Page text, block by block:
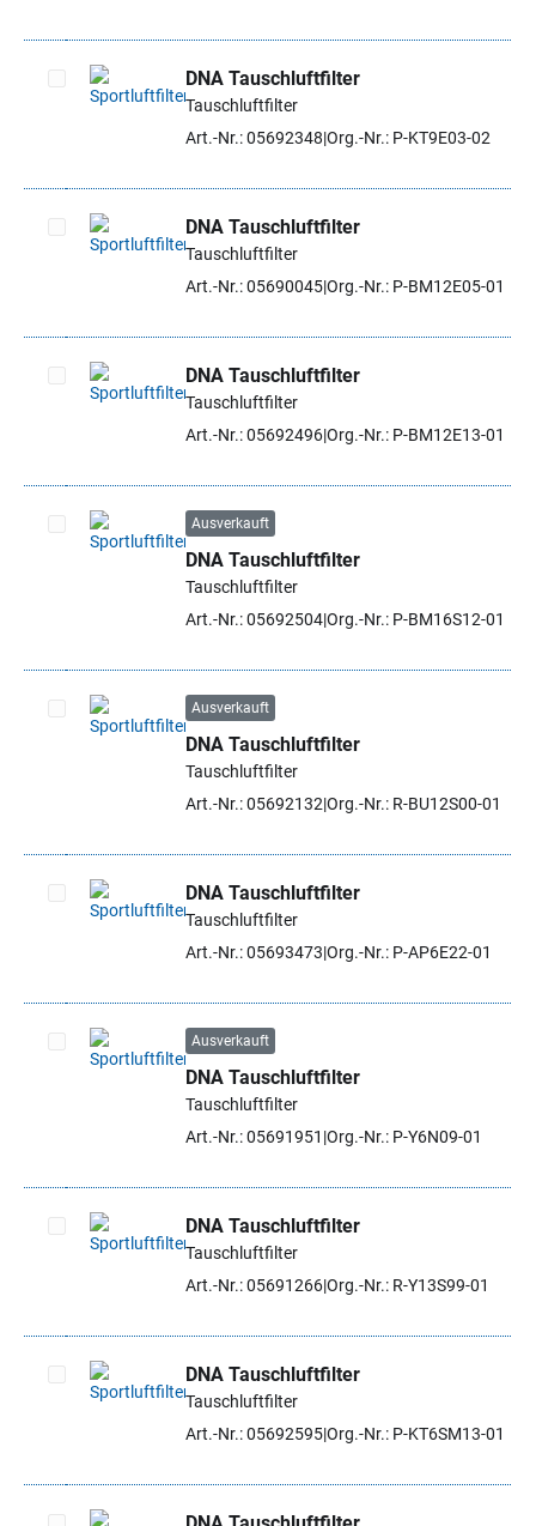
Artikel auswählen
DNA Tauschluftfilter
Tauschluftfilter
Art.-Nr.: 05692348 Org.-Nr.: P-KT9E03-02
Artikel auswählen
DNA Tauschluftfilter
Tauschluftfilter
Art.-Nr.: 05690045Org.-Nr.: P-BM12E05-01
Artikel auswählen
DNA Tauschluftfilter
Tauschluftfilter
Art.-Nr.: 05692496Org.-Nr.: P-BM12E13-01
Artikel auswählen
Ausverkauft
DNA Tauschluftfilter
Tauschluftfilter
Art.-Nr.: 05692504Org.-Nr.: P-BM16S12-01
Artikel auswählen
Ausverkauft
DNA Tauschluftfilter
Tauschluftfilter
Art.-Nr.: 05692132 Org.-Nr.: R-BU12S00-01
Artikel auswählen
DNA Tauschluftfilter
Tauschluftfilter
Art.-Nr.: 05693473 Org.-Nr.: P-AP6E22-01
Artikel auswählen
Ausverkauft
DNA Tauschluftfilter
Tauschluftfilter
Art.-Nr.: 05691951 Org.-Nr.: P-Y6N09-01
Artikel auswählen
DNA Tauschluftfilter
Tauschluftfilter
Art.-Nr.: 05691266Org.-Nr.: R-Y13S99-01
Artikel auswählen
DNA Tauschluftfilter
Tauschluftfilter
Art.-Nr.: 05692595Org.-Nr.: P-KT6SM13-01